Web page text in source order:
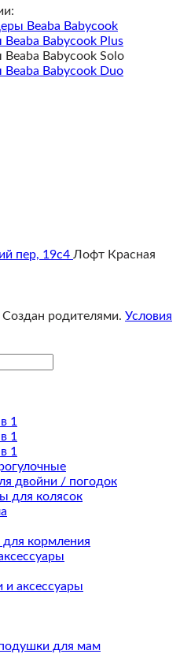
Beaba Babycook
Babycook Plus
Babycook Solo
Babycook Duo
пер, 19с4 Лофт Красная
родителями. Условия
1
1
1
двойни / погодок
для колясок
для кормления
и аксессуары
для мам